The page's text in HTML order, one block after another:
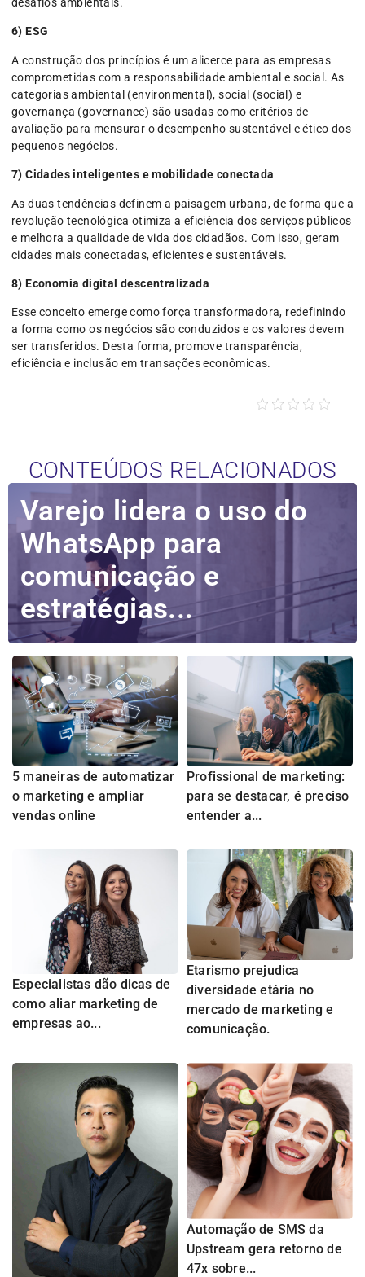
6) ESG
A construção dos princípios é um alicerce para as empresas
comprometidas com a responsabilidade ambiental e social. As
categorias ambiental (environmental), social (social) e
governança (governance) são usadas como critérios de
avaliação para mensurar o desempenho sustentável e ético dos
pequenos negócios.
7) Cidades inteligentes e mobilidade conectada
As duas tendências definem a paisagem urbana, de forma que a
revolução tecnológica otimiza a eficiência dos serviços públicos
e melhora a qualidade de vida dos cidadãos. Com isso, geram
cidades mais conectadas, eficientes e sustentáveis.
8) Economia digital descentralizada
Esse conceito emerge como força transformadora, redefinindo
a forma como os negócios são conduzidos e os valores devem
ser transferidos. Desta forma, promove transparência,
eficiência e inclusão em transações econômicas.
CONTEÚDOS RELACIONADOS
Varejo lidera o uso do
WhatsApp para
comunicação e
estratégias...
5 maneiras de automatizar
o marketing e ampliar
vendas online
Profissional de marketing:
para se destacar, é preciso
entender a...
Especialistas dão dicas de
como aliar marketing de
empresas ao...
Etarismo prejudica
diversidade etária no
mercado de marketing e
comunicação.
Automação de SMS da
Upstream gera retorno de
47x sobre...